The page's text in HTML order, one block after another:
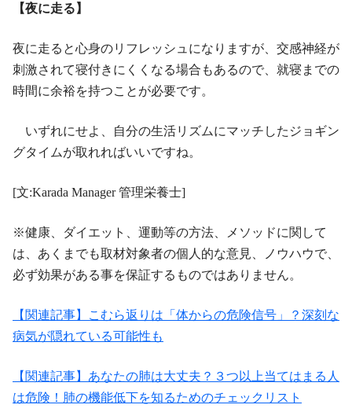
【夜に走る】
夜に走ると心身のリフレッシュになりますが、交感神経が
刺激されて寝付きにくくなる場合もあるので、就寝までの
時間に余裕を持つことが必要です。
いずれにせよ、自分の生活リズムにマッチしたジョギン
グタイムが取れればいいですね。
[文:Karada Manager 管理栄養士]
※健康、ダイエット、運動等の方法、メソッドに関して
は、あくまでも取材対象者の個人的な意見、ノウハウで、
必ず効果がある事を保証するものではありません。
【関連記事】こむら返りは「体からの危険信号」？深刻な
病気が隠れている可能性も
【関連記事】あなたの肺は大丈夫？３つ以上当てはまる人
は危険！肺の機能低下を知るためのチェックリスト